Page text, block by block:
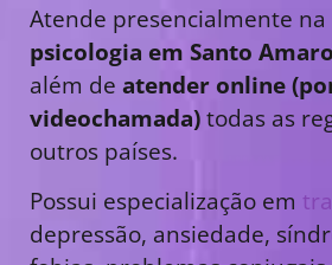
Atende presencialmente na
psicologia em Santo Amaro
além de atender online
videochamada)todas as
outros países.
Possui especialização em
depressão, ansiedade,